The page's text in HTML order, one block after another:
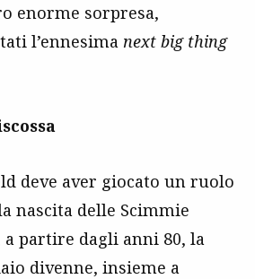
enorme sorpresa,
l’ennesima next big thing
deve aver giocato un ruolo
nascita delle Scimmie
partire dagli anni 80, la
divenne, insieme a